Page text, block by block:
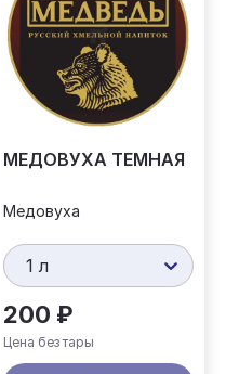
МЕДОВУХА ТЕМНАЯ
Медовуха
1 л
200 ₽
Цена без тары